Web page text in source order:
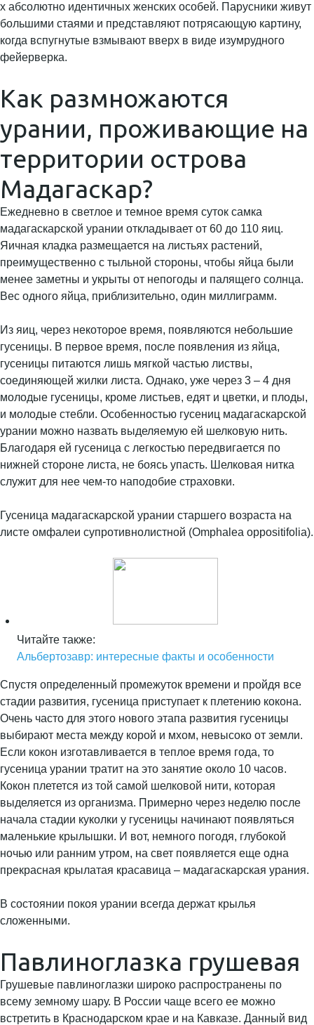
х абсолютно идентичных женских особей. Парусники живут
большими стаями и представляют потрясающую картину,
когда вспугнутые взмывают вверх в виде изумрудного
фейерверка.
Как размножаются
урании, проживающие на
территории острова
Мадагаскар?
Ежедневно в светлое и темное время суток самка
мадагаскарской урании откладывает от 60 до 110 яиц.
Яичная кладка размещается на листьях растений,
преимущественно с тыльной стороны, чтобы яйца были
менее заметны и укрыты от непогоды и палящего солнца.
Вес одного яйца, приблизительно, один миллиграмм.
Из яиц, через некоторое время, появляются небольшие
гусеницы. В первое время, после появления из яйца,
гусеницы питаются лишь мягкой частью листвы,
соединяющей жилки листа. Однако, уже через 3 – 4 дня
молодые гусеницы, кроме листьев, едят и цветки, и плоды,
и молодые стебли. Особенностью гусениц мадагаскарской
урании можно назвать выделяемую ей шелковую нить.
Благодаря ей гусеница с легкостью передвигается по
нижней стороне листа, не боясь упасть. Шелковая нитка
служит для нее чем-то наподобие страховки.
Гусеница мадагаскарской урании старшего возраста на
листе омфалеи супротивнолистной (Omphalea oppositifolia).
Читайте также:
Альбертозавр: интересные факты и особенности
Спустя определенный промежуток времени и пройдя все
стадии развития, гусеница приступает к плетению кокона.
Очень часто для этого нового этапа развития гусеницы
выбирают места между корой и мхом, невысоко от земли.
Если кокон изготавливается в теплое время года, то
гусеница урании тратит на это занятие около 10 часов.
Кокон плетется из той самой шелковой нити, которая
выделяется из организма. Примерно через неделю после
начала стадии куколки у гусеницы начинают появляться
маленькие крылышки. И вот, немного погодя, глубокой
ночью или ранним утром, на свет появляется еще одна
прекрасная крылатая красавица – мадагаскарская урания.
В состоянии покоя урании всегда держат крылья
сложенными.
Павлиноглазка грушевая
Грушевые павлиноглазки широко распространены по
всему земному шару. В России чаще всего ее можно
встретить в Краснодарском крае и на Кавказе. Данный вид